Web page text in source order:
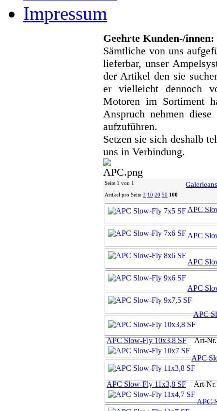
Impressum
Geehrte Kunden-/innen:
Sämtliche von uns
lieferbar, unser
der Artikel den sie
er vielleicht dennoch
Motoren im Sortiment
Anspruch nehmen
aufzuführen.
Setzen sie sich deshalb
uns in Verbindung.
Seite 1 von 1
Artikel pro Seite 3 10 20 50 100
APC
APC
APC
APC
APC
APC Slow-Fly 10x3,8 SFArt-Nr.
APC
APC Slow-Fly 11x3,8 SFArt-Nr.
APC